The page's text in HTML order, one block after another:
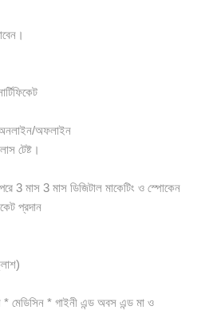
অফলাইন
টেষ্ট।
3 মাস 3 মাস ডিজিটাল মাকেটিং ও স্পোকেন
প্রদান
মেডিসিন * গাইনী এন্ড অবস এন্ড মা ও